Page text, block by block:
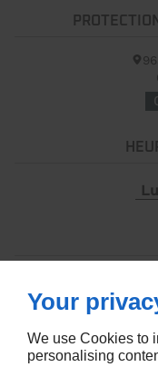
Your
We use Cookies to
personalising